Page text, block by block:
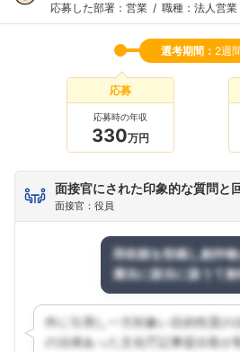
応募した部署：営業 職種：法人営業
選考期間： 2週
応募
応募時の年収
330万円
面接官にされた印象的な質問と
面接官：役員